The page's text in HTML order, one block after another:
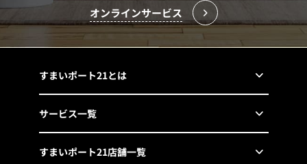
オンラインサービス
すまいポート21とは
サービス一覧
すまいポート21店舗一覧